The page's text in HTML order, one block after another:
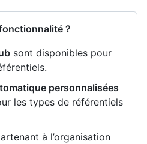
?
sont disponibles pour
personnalisées
les types de référentiels
à l’organisation